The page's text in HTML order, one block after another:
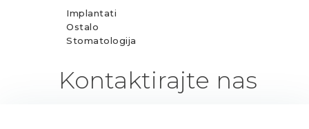
Implantati
Ostalo
Stomatologija
Kontaktirajte nas